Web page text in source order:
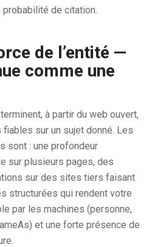
de citation.
de l’entité —
comme une
à partir du web ouvert,
sur un sujet donné. Les
sont : une profondeur
sur plusieurs pages, des
sur des sites tiers faisant
structurées qui rendent votre
par les machines (personne,
et une forte présence de